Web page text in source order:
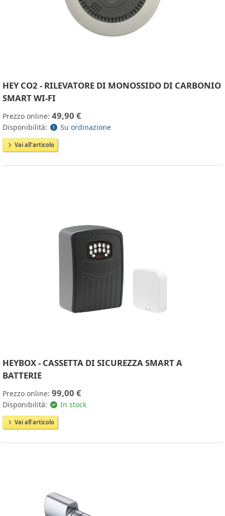
HEY CO2 - RILEVATORE DI MONOSSIDO DI CARBONIO
SMART WI-FI
Prezzo online: 49,90 €
Disponibilità: Su ordinazione
Vai all'articolo
HEYBOX - CASSETTA DI SICUREZZA SMART A
BATTERIE
Prezzo online: 99,00 €
Disponibilità: In stock
Vai all'articolo